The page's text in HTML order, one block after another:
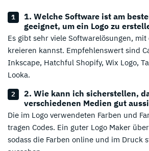
1. Welche Software ist am
geeignet, um ein Logo zu
Es gibt sehr viele Softwarelösungen, mit
kreieren kannst. Empfehlenswert sind
Inkscape, Hatchful Shopify, Wix Logo,
Looka.
2. Wie kann ich sicherstellen,
verschiedenen Medien gut
Die im Logo verwendeten Farben und
tragen Codes. Ein guter Logo Maker
sodass die Farben online und im Druck